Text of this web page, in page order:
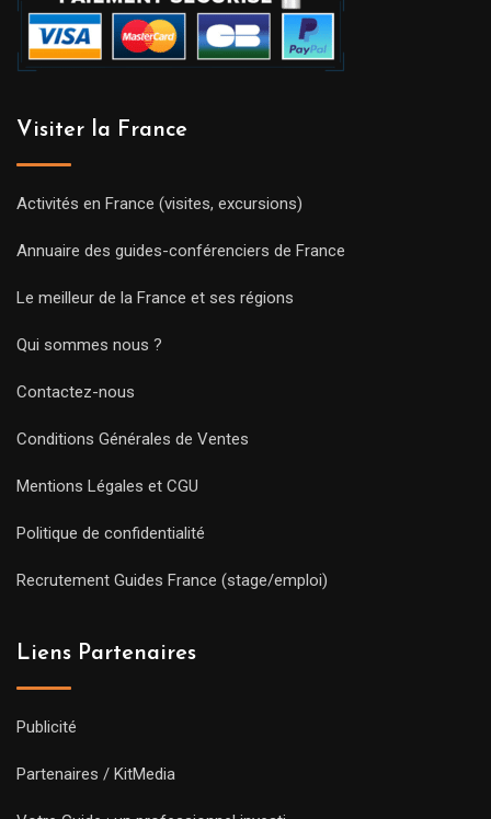
Visiter la France
Activités en France (visites, excursions)
Annuaire des guides-conférenciers de France
Le meilleur de la France et ses régions
Qui sommes nous ?
Contactez-nous
Conditions Générales de Ventes
Mentions Légales et CGU
Politique de confidentialité
Recrutement Guides France (stage/emploi)
Liens Partenaires
Publicité
Partenaires / KitMedia